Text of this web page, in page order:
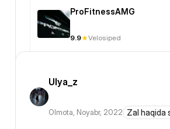
ProFitnessAMG
9.9 Velosiped
Ulya_z
Olmota, Noyabr, 2022 Zal haqida